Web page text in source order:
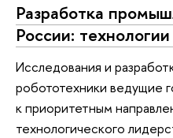
Разработка
России:
Исследования и
робототехники ведущие
к приоритетным
технологического